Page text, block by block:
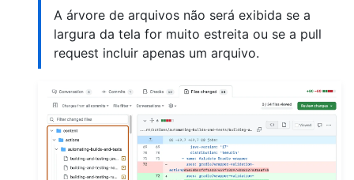
A árvore de arquivos não será exibida se a
largura da tela for muito estreita ou se a pull
request incluir apenas um arquivo.